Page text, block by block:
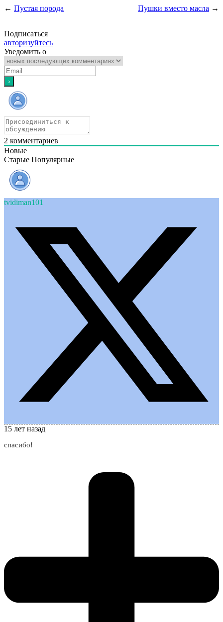
← Пустая порода Пушки вместо масла →
Подписаться
авторизуйтесь
Уведомить о
2 комментариев
Новые
Старые Популярные
tvidiman101
15 лет назад
спасибо!